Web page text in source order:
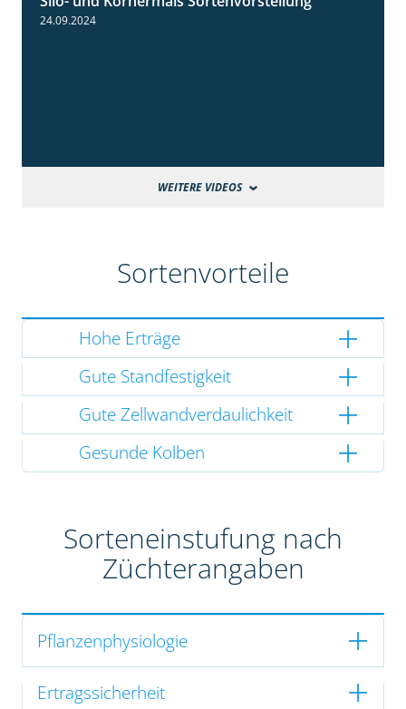
24.09.2024
WEITERE VIDEOS
Sortenvorteile
Hohe Erträge
Gute Standfestigkeit
Gute Zellwandverdaulichkeit
Gesunde Kolben
Sorteneinstufung nach
Züchterangaben
Pflanzenphysiologie
Ertragssicherheit